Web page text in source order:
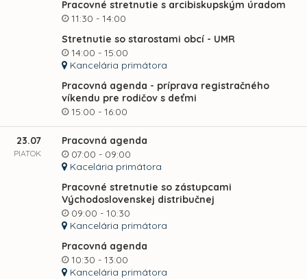
Pracovné stretnutie s arcibiskupským úradom
11:30 - 14:00
Stretnutie so starostami obcí - UMR
14:00 - 15:00
Kancelária primátora
Pracovná agenda - príprava registračného
víkendu pre rodičov s deťmi
15:00 - 16:00
23.07
PIATOK
Pracovná agenda
07:00 - 09:00
Kacelária primátora
Pracovné stretnutie so zástupcami
Východoslovenskej distribučnej
09:00 - 10:30
Kancelária primátora
Pracovná agenda
10:30 - 13:00
Kancelária primátora